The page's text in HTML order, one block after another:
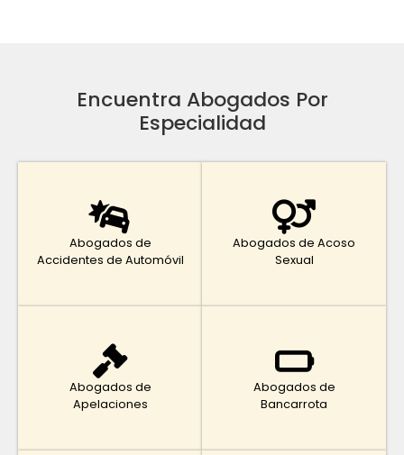
Encuentra Abogados Por
Especialidad
Abogados de
Accidentes de Automóvil
Abogados de Acoso
Sexual
Abogados de
Apelaciones
Abogados de
Bancarrota